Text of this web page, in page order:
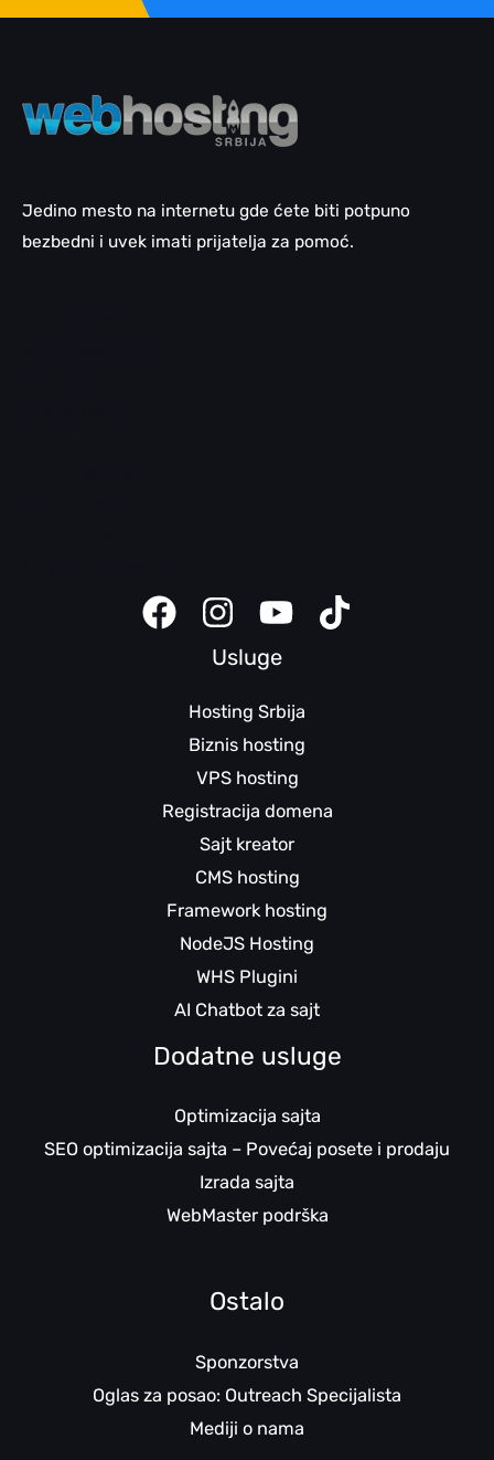
Jedino mesto na internetu gde ćete biti potpuno
bezbedni i uvek imati prijatelja za pomoć.
Usluge
Hosting Srbija
Biznis hosting
VPS hosting
Registracija domena
Sajt kreator
CMS hosting
Framework hosting
NodeJS Hosting
WHS Plugini
AI Chatbot za sajt
Dodatne usluge
Optimizacija sajta
SEO optimizacija sajta – Povećaj posete i prodaju
Izrada sajta
WebMaster podrška
Ostalo
Sponzorstva
Oglas za posao: Outreach Specijalista
Mediji o nama